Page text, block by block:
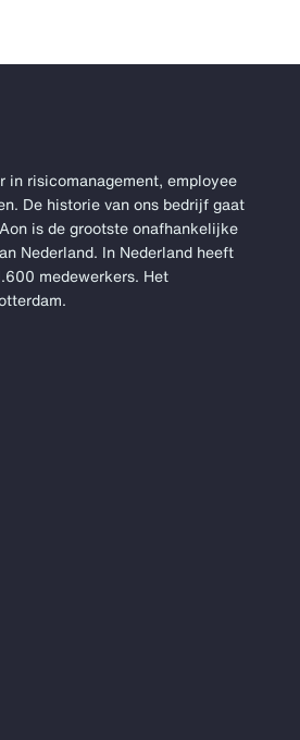
in risicomanagement, employee
De historie van ons bedrijf gaat
is de grootste onafhankelijke
Nederland. In Nederland heeft
medewerkers. Het